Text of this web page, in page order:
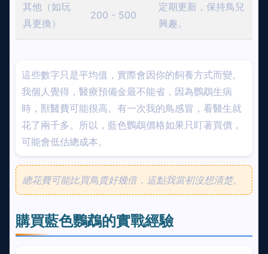
其他（如玩
具更換）
200 - 500
定期更新，保持鳥兒
興趣。
這些數字只是平均值，實際會因你的飼養方式而變。
我個人覺得，醫療預備金最不能省，因為鸚鵡生病
時，獸醫費可能很高。有一次我的鳥感冒，看醫生就
花了兩千多。所以，藍色鸚鵡價格如果只盯著買價，
可能會低估總成本。
總花費可能比買鳥貴好幾倍，這點我當初沒想清楚。
購買藍色鸚鵡的實戰經驗